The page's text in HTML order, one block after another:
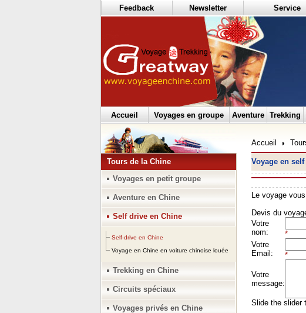
Feedback Newsletter Service
Accueil Voyages en groupe Aventure Trekking
Tours de la Chine
Voyages en petit groupe
Aventure en Chine
Self drive en Chine
Self-drive en Chine
Voyage en Chine en voiture chinoise louée
Trekking en Chine
Circuits spéciaux
Voyages privés en Chine
Accueil
Voyage en